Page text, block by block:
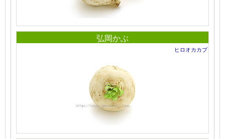
弘岡かぶ
ヒロオカカブ